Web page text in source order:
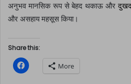
अनुभव मानसिक रूप से बेहद थकाऊ और
और असहाय महसूस किया।
Share this:
C
l More